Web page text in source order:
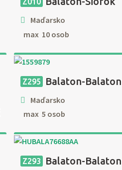
Maďarsko
max 10 osob
Z295 Balaton-
Maďarsko
max 5 osob
Z293 Balaton-